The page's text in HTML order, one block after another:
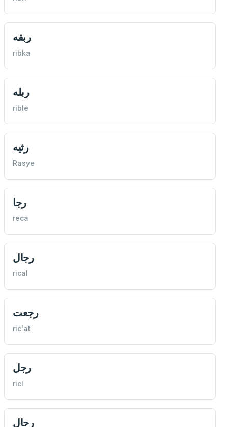
ربقه
ribka
ربله
rible
رثيه
Rasye
رجا
reca
رجال
rical
رجعت
ric'at
رجل
ricl
رحال